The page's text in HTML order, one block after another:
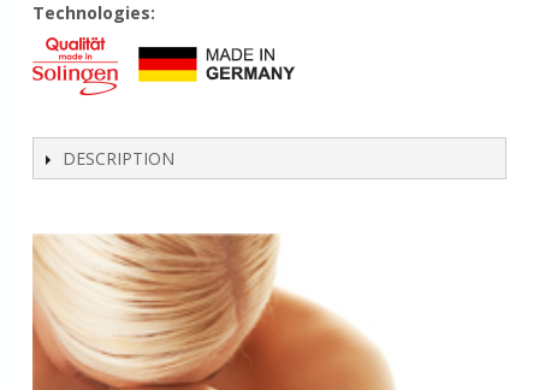
Technologies:
DESCRIPTION